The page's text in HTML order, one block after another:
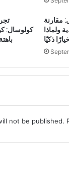
كولوسال:
مقارنة
ولماذا
ذكيًا
not be published.